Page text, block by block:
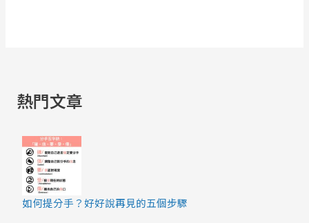
熱門文章
如何提分手？好好說再見的五個步驟